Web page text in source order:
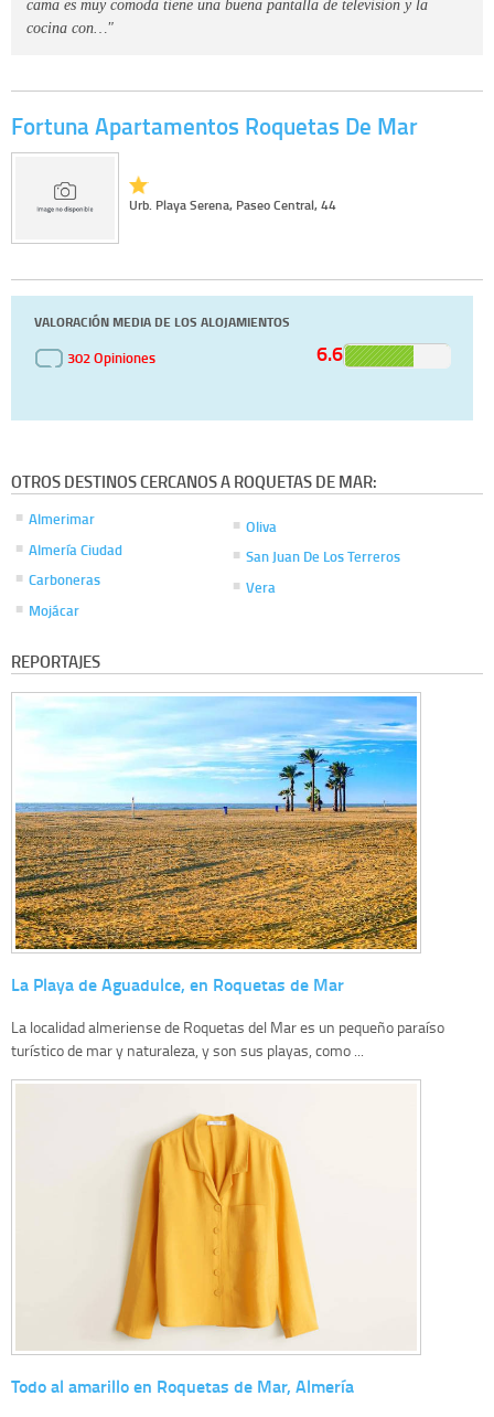
cama es muy comoda tiene una buena pantalla de television y la
cocina con…"
Fortuna Apartamentos Roquetas De Mar
Urb. Playa Serena, Paseo Central, 44
VALORACIÓN MEDIA DE LOS ALOJAMIENTOS
302 Opiniones
6.6
OTROS DESTINOS CERCANOS A ROQUETAS DE MAR:
Almerimar
Almería Ciudad
Carboneras
Mojácar
Oliva
San Juan De Los Terreros
Vera
REPORTAJES
La Playa de Aguadulce, en Roquetas de Mar
La localidad almeriense de Roquetas del Mar es un pequeño paraíso
turístico de mar y naturaleza, y son sus playas, como ...
Todo al amarillo en Roquetas de Mar, Almería